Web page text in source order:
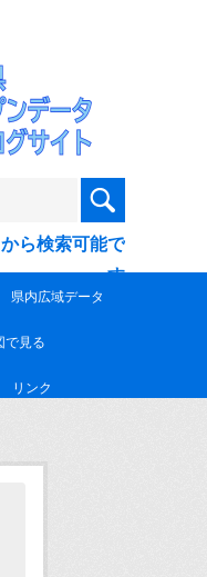
ら検索可能で
す
県内広域データ
で見る
リンク